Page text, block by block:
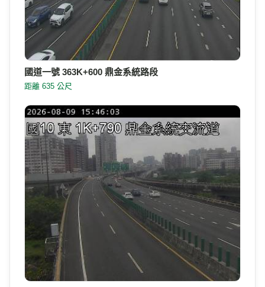
國道一號 363K+600 鼎金系統路段
距離 635 公尺